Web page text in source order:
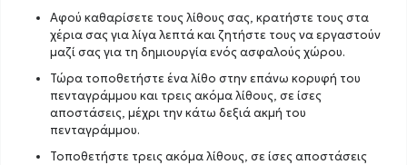
Αφού καθαρίσετε τους λίθους σας, κρατήστε τους στα
χέρια σας για λίγα λεπτά και ζητήστε τους να εργαστούν
μαζί σας για τη δημιουργία ενός ασφαλούς χώρου.
Τώρα τοποθετήστε ένα λίθο στην επάνω κορυφή του
πενταγράμμου και τρεις ακόμα λίθους, σε ίσες
αποστάσεις, μέχρι την κάτω δεξιά ακμή του
πενταγράμμου.
Τοποθετήστε τρεις ακόμα λίθους, σε ίσες αποστάσεις